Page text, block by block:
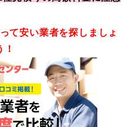
て安い業者を探しましょ
！